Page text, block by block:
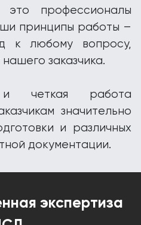
профессионалы
принципы работы –
к любому вопросу,
заказчика.
и четкая работа
значительно
и различных
документации.
экспертиза